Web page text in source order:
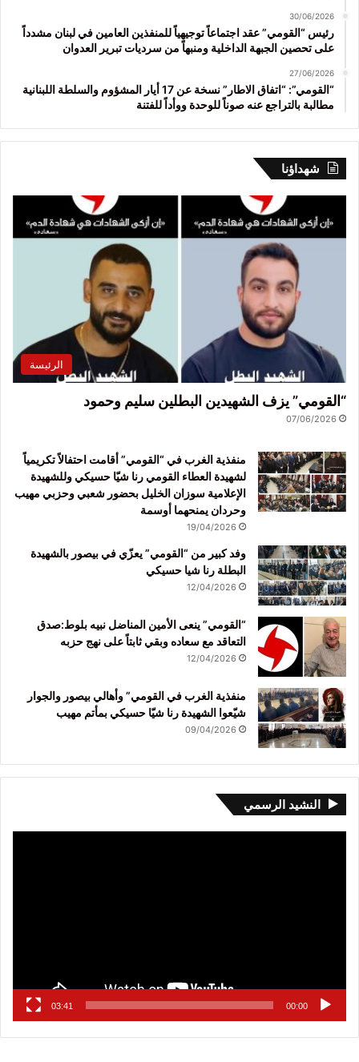
30/06/2026
رئيس “القومي” عقد اجتماعاً توجيهياً للمنفذين العامين في لبنان مشدداً
على تحصين الجبهة الداخلية ومنبهاً من سرديات تبرير العدوان
27/06/2026
“القومي”: “اتفاق الاطار” نسخة عن 17 أيار المشؤوم والسلطة اللبنانية
مطالبة بالتراجع عنه صوناً للوحدة ووأداً للفتنة
شهداؤنا
الرئيسة
“القومي” يزف الشهيدين البطلين سليم وحمود
07/06/2026
منفذية الغرب في “القومي” أقامت احتفالاً تكريمياً
لشهيدة العطاء القومي رنا شيّا حسيكي وللشهيدة
الإعلامية سوزان الخليل بحضور شعبي وحزبي مهيب
وحردان يمنحهما أوسمة
19/04/2026
وفد كبير من “القومي” يعزّي في بيصور بالشهيدة
البطلة رنا شيا حسيكي
12/04/2026
“القومي” ينعى الأمين المناضل نبيه بلوط:صدق
التعاقد مع سعاده وبقي ثابتاً على نهج حزبه
12/04/2026
منفذية الغرب في القومي” وأهالي بيصور والجوار
شيّعوا الشهيدة رنا شيّا حسيكي بمأتم مهيب
09/04/2026
النشيد الرسمي
00:00
03:41